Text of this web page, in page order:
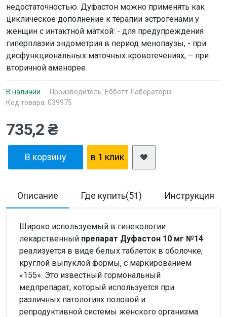
недостаточностью. Дуфастон можно применять как
циклическое дополнение к терапии эстрогенами у
женщин с интактной маткой: - для предупреждения
гиперплазии эндометрия в период менопаузы; - при
дисфункциональных маточных кровотечениях; – при
вторичной аменорее.
В наличии Производитель: Ебботт Лабораторіз
Код товара: 039975
735,2 ₴
В корзину в 1 клик
Описание Где купить(51) Инструкция
Широко используемый в гинекологии
лекарственный препарат Дуфастон 10 мг №14
реализуется в виде белых таблеток в оболочке,
круглой выпуклой формы, с маркированием
«155». Это известный гормональный
медпрепарат, который используется при
различных патологиях половой и
репродуктивной системы женского организма.